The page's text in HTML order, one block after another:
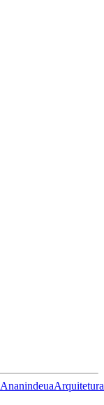
AnanindeuaArquitetura